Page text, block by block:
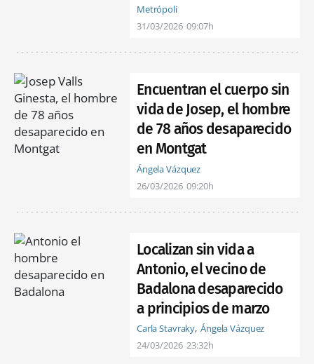
Metrópoli
31/03/2026 09:07h
Encuentran el cuerpo sin
vida de Josep, el hombre
de 78 años desaparecido
en Montgat
Ángela Vázquez
26/03/2026 09:20h
Localizan sin vida a
Antonio, el vecino de
Badalona desaparecido
a principios de marzo
Carla Stavraky Ángela Vázquez
24/03/2026 23:32h